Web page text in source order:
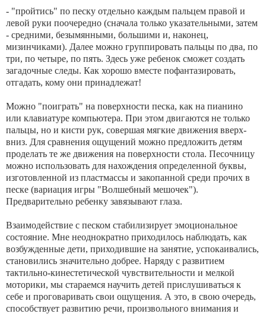
- "пройтись" по песку отдельно каждым пальцем правой и
левой руки поочередно (сначала только указательными, затем
- средними, безымянными, большими и, наконец,
мизинчиками). Далее можно группировать пальцы по два, по
три, по четыре, по пять. Здесь уже ребенок сможет создать
загадочные следы. Как хорошо вместе пофантазировать,
отгадать, кому они принадлежат!
Можно "поиграть" на поверхности песка, как на пианино
или клавиатуре компьютера. При этом двигаются не только
пальцы, но и кисти рук, совершая мягкие движения вверх-
вниз. Для сравнения ощущений можно предложить детям
проделать те же движения на поверхности стола. Песочницу
можно использовать для нахождения определенной буквы,
изготовленной из пластмассы и закопанной среди прочих в
песке (вариация игры "Волшебный мешочек").
Предварительно ребенку завязывают глаза.
Взаимодействие с песком стабилизирует эмоциональное
состояние. Мне неоднократно приходилось наблюдать, как
возбужденные дети, приходившие на занятие, успокаивались,
становились значительно добрее. Наряду с развитием
тактильно-кинестетической чувствительности и мелкой
моторики, мы стараемся научить детей прислушиваться к
себе и проговаривать свои ощущения. А это, в свою очередь,
способствует развитию речи, произвольного внимания и